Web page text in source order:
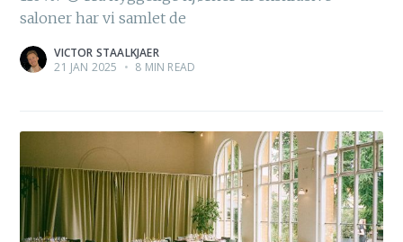
saloner har vi samlet de
VICTOR STAALKJAER
21 JAN 2025 • 8 MIN READ